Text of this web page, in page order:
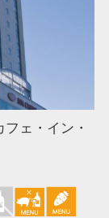
ェ・イン・